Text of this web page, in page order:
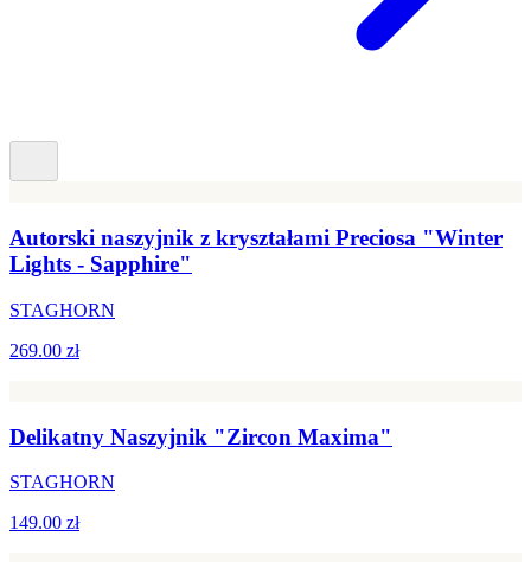
Autorski naszyjnik z kryształami Preciosa "Winter
Lights - Sapphire"
STAGHORN
269.00 zł
Delikatny Naszyjnik "Zircon Maxima"
STAGHORN
149.00 zł